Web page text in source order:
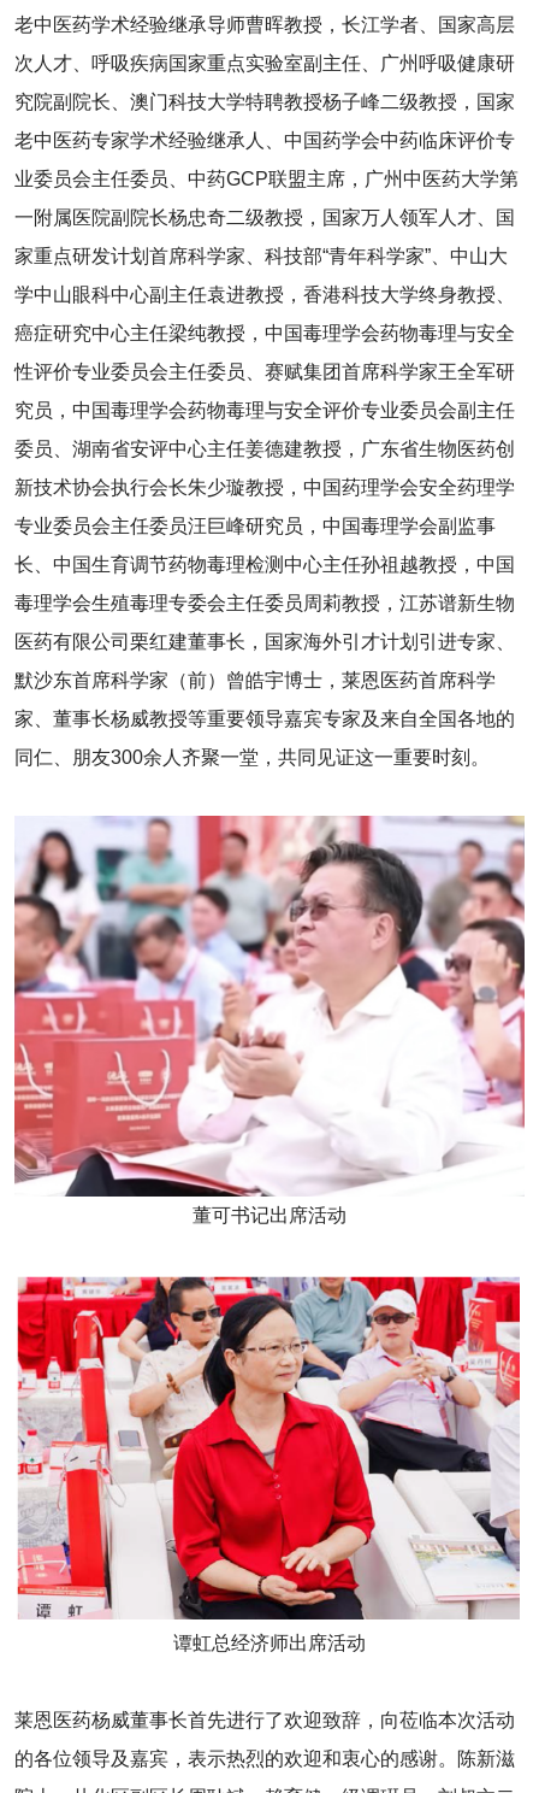
老中医药学术经验继承导师曹晖教授，长江学者、国家高层
次人才、呼吸疾病国家重点实验室副主任、广州呼吸健康研
究院副院长、澳门科技大学特聘教授杨子峰二级教授，国家
老中医药专家学术经验继承人、中国药学会中药临床评价专
业委员会主任委员、中药GCP联盟主席，广州中医药大学第
一附属医院副院长杨忠奇二级教授，国家万人领军人才、国
家重点研发计划首席科学家、科技部“青年科学家”、中山大
学中山眼科中心副主任袁进教授，香港科技大学终身教授、
癌症研究中心主任梁纯教授，中国毒理学会药物毒理与安全
性评价专业委员会主任委员、赛赋集团首席科学家王全军研
究员，中国毒理学会药物毒理与安全评价专业委员会副主任
委员、湖南省安评中心主任姜德建教授，广东省生物医药创
新技术协会执行会长朱少璇教授，中国药理学会安全药理学
专业委员会主任委员汪巨峰研究员，中国毒理学会副监事
长、中国生育调节药物毒理检测中心主任孙祖越教授，中国
毒理学会生殖毒理专委会主任委员周莉教授，江苏谱新生物
医药有限公司栗红建董事长，国家海外引才计划引进专家、
默沙东首席科学家（前）曾皓宇博士，莱恩医药首席科学
家、董事长杨威教授等重要领导嘉宾专家及来自全国各地的
同仁、朋友300余人齐聚一堂，共同见证这一重要时刻。
董可书记出席活动
谭虹总经济师出席活动
莱恩医药杨威董事长首先进行了欢迎致辞，向莅临本次活动
的各位领导及嘉宾，表示热烈的欢迎和衷心的感谢。陈新滋